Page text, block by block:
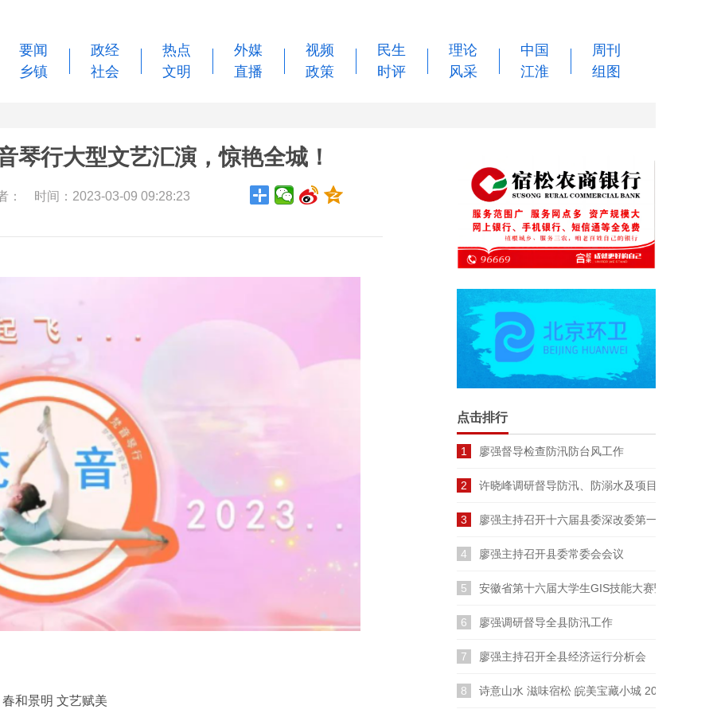
要闻
乡镇
政经
社会
热点
文明
外媒
直播
视频
政策
民生
时评
理论
风采
中国
江淮
周刊
组图
琴行大型文艺汇演，惊艳全城！
： 时间：2023-03-09 09:28:23
景明 文艺赋美
点击排行
1 廖强督导检查防汛防台风工作
2 许晓峰调研督导防汛、防溺水及项目建设工作
3 廖强主持召开十六届县委深改委第一次会议
4 廖强主持召开县委常委会会议
5 安徽省第十六届大学生GIS技能大赛暨长三角
6 廖强调研督导全县防汛工作
7 廖强主持召开全县经济运行分析会
8 诗意山水 滋味宿松 皖美宝藏小城 2026云裳宿